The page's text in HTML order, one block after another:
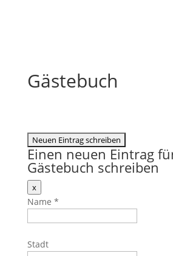
Gästebuch
Einen neuen Eintrag
Gästebuch schreiben
xDieses
Formular
ausblenden
Name *
Stadt